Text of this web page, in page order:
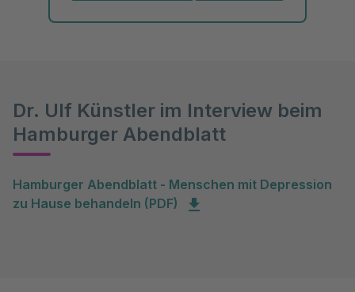
Dr. Ulf Künstler im Interview beim
Hamburger Abendblatt
Hamburger Abendblatt - Menschen mit Depression
zu Hause behandeln (PDF)